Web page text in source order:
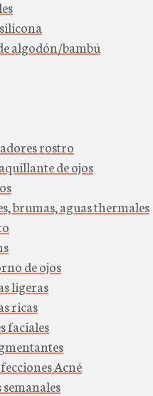
algodón/bambú
rostro
de ojos
brumas, aguas thermales
de ojos
ligeras
ricas
faciales
Acné